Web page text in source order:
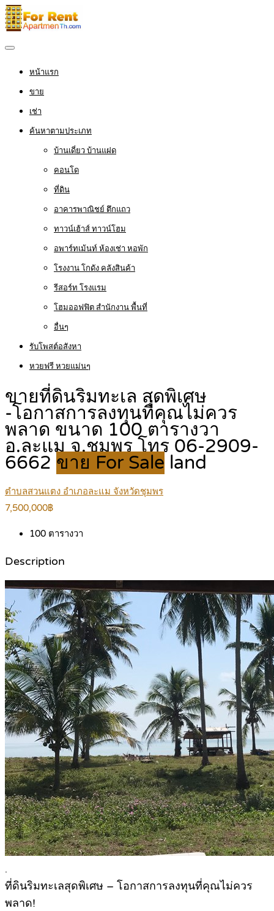
หน้าแรก
ขาย
เช่า
ค้นหาตามประเภท
บ้านเดี่ยว บ้านแฝด
คอนโด
ที่ดิน
อาคารพาณิชย์ ตึกแถว
ทาวน์เฮ้าส์ ทาวน์โฮม
อพาร์ทเม้นท์ ห้องเช่า หอพัก
โรงงาน โกดัง คลังสินค้า
รีสอร์ท โรงแรม
โฮมออฟฟิต สำนักงาน พื้นที่
อื่นๆ
รับโพสต์อสังหา
หวยฟรี หวยแม่นๆ
ขายที่ดินริมทะเล สุดพิเศษ
-โอกาสการลงทุนที่คุณไม่ควร
พลาด ขนาด 100 ตารางวา
อ.ละแม จ.ชุมพร โทร 06-2909-
6662 ขาย For Sale land
ตำบลสวนแตง อำเภอละแม จังหวัดชุมพร
7,500,000฿
100 ตารางวา
Description
.
ที่ดินริมทะเลสุดพิเศษ – โอกาสการลงทุนที่คุณไม่ควร
พลาด!